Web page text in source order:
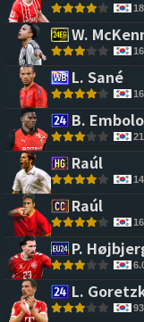
W.
L. Sané
B. Embolo
Raúl
Raúl
P.
L.